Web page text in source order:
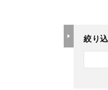
絞り